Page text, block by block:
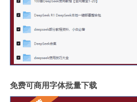
免费可商用字体批量下载